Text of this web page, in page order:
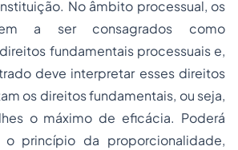
No âmbito processual, os
a ser consagrados como
fundamentais processuais e,
deve interpretar esses direitos
os direitos fundamentais, ou seja,
o máximo de eficácia. Poderá
o princípio da proporcionalidade,